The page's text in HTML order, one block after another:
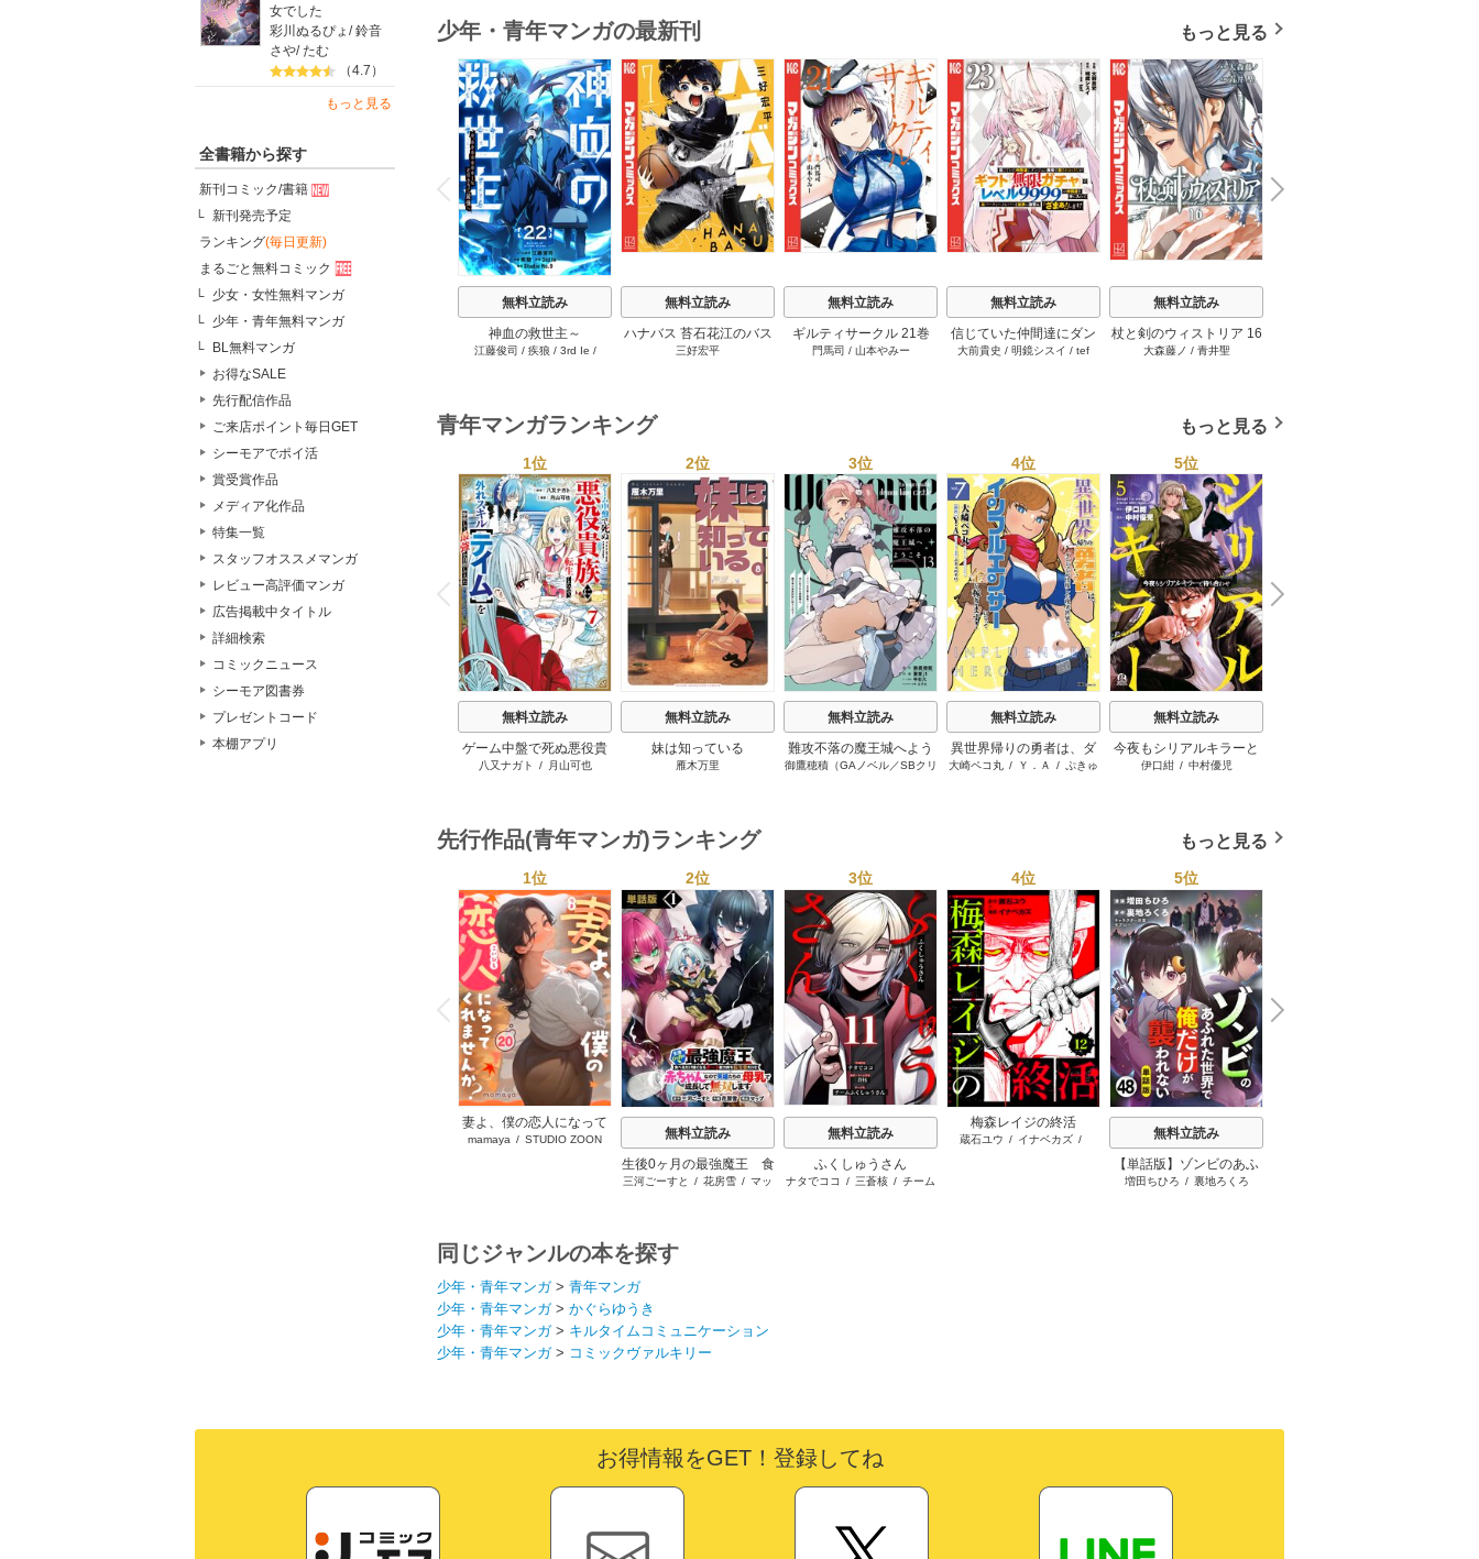
女でした
彩川ぬるぴょ /鈴音
さや/たむ
（4.7）
もっと見る
全書籍から探す
新刊コミック/書籍
新刊発売予定
ランキング(毎日更新)
まるごと無料コミック
少女・女性無料マンガ
少年・青年無料マンガ
BL無料マンガ
お得なSALE
先行配信作品
ご来店ポイント毎日GET
シーモアでポイ活
賞受賞作品
メディア化作品
特集一覧
スタッフオススメマンガ
レビュー高評価マンガ
広告掲載中タイトル
詳細検索
コミックニュース
シーモア図書券
プレゼントコード
本棚アプリ
少年・青年マンガの最新刊 もっと見る
P
r
e
v
i
o
u
s
無料立読み
神血の救世主～
0.00000001％を引き当て
江藤俊司 / 疾狼 / 3rd Ie /
無料立読み
ハナバス 苔石花江のバス
ケ論 7巻
三好宏平
無料立読み
ギルティサークル 21巻
門馬司 / 山本やみー
無料立読み
信じていた仲間達にダン
ジョン奥地で殺されかけ
す！ 23巻
大前貴史 / 明鏡シスイ / tef
無料立読み
杖と剣のウィストリア 16
巻
大森藤ノ / 青井聖
N
e
x
t
青年マンガランキング もっと見る
P
r
e
v
i
o
u
s
1位
無料立読み
ゲーム中盤で死ぬ悪役貴
族に転生したので、外れ
八又ナガト / 月山可也
2位
無料立読み
妹は知っている
雁木万里
3位
無料立読み
難攻不落の魔王城へよう
こそ～デバフは不要と勇
御鷹穂積（GAノベル／SBクリ
4位
無料立読み
異世界帰りの勇者は、ダ
ンジョンが出現した現実
大崎ペコ丸 / Ｙ．Ａ / ぷきゅ
5位
無料立読み
今夜もシリアルキラーと
待ち合わせ
伊口紺/ 中村優児
N
e
x
t
先行作品(青年マンガ)ランキング もっと見る
P
r
e
v
i
o
u
s
1位
妻よ、僕の恋人になって
くれませんか？
mamaya / STUDIO ZOON
2位
無料立読み
生後0ヶ月の最強魔王 食
べるだけ強くなるチート
母乳で成長して無双しま
三河ごーすと / 花房雪 / マッ
3位
無料立読み
ふくしゅうさん
ナタでココ / 三蒼核 / チーム
4位
梅森レイジの終活
蔵石ユウ / イナベカズ /
5位
無料立読み
【単話版】ゾンビのあふ
れた世界で俺だけが襲わ
増田ちひろ / 裏地ろくろ
N
e
x
t
同じジャンルの本を探す
少年・青年マンガ> 青年マンガ
少年・青年マンガ> かぐらゆうき
少年・青年マンガ> キルタイムコミュニケーション
少年・青年マンガ> コミックヴァルキリー
お得情報をGET！登録してね